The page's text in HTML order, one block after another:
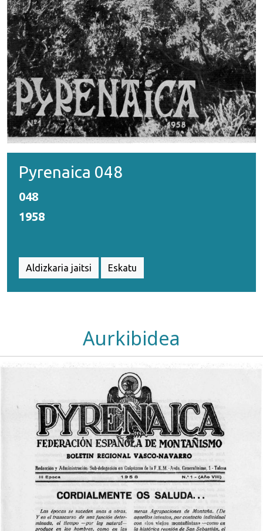
Pyrenaica 048
048
1958
Aldizkaria jaitsi Eskatu
Aurkibidea